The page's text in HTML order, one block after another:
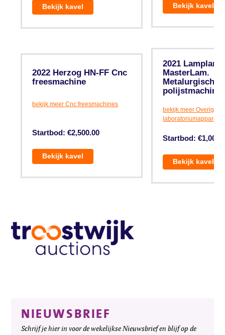
Bekijk kavel Bekijk kavel
2022 Herzog HN-FF Cnc
freesmachine
bekijk meer Cnc freesmachines
Startbod: €2,500.00
Bekijk kavel
2021 Lamplan
MasterLam.
Metalurgische
polijstmachine
bekijk meer Overig
Startbod:
Bekijk kavel
NIEUWSBRIEF
Schrijf je hier in voor de wekelijkse Nieuwsbrief en blijf op de